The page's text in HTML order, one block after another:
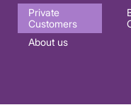
Основная
навигация
Private
Customers
About us